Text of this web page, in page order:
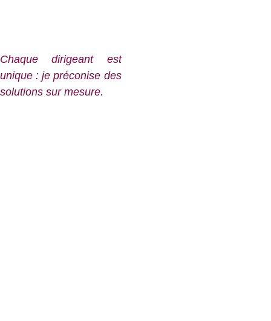
Chaque dirigeant est
unique : je préconise des
solutions sur mesure.